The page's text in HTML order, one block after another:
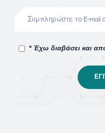
* Έχω διαβάσει και